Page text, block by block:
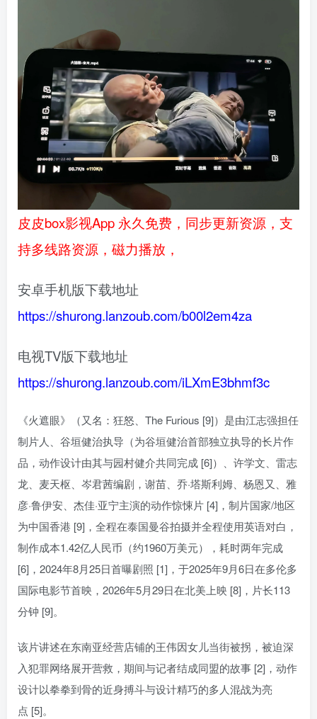
皮皮box影视App 永久免费，同步更新资源，支
持多线路资源，磁力播放，
安卓手机版下载地址
https://shurong.lanzoub.com/b00l2em4za
电视TV版下载地址
https://shurong.lanzoub.com/iLXmE3bhmf3c
《火遮眼》（又名：狂怒、The Furious [9]）是由江志强担任
制片人、谷垣健治执导（为谷垣健治首部独立执导的长片作
品，动作设计由其与园村健介共同完成 [6]）、许学文、雷志
龙、麦天枢、岑君茜编剧，谢苗、乔·塔斯利姆、杨恩又、雅
彦·鲁伊安、杰佳·亚宁主演的动作惊悚片 [4]，制片国家/地区
为中国香港 [9]，全程在泰国曼谷拍摄并全程使用英语对白，
制作成本1.42亿人民币（约1960万美元），耗时两年完成
[6]，2024年8月25日首曝剧照 [1]，于2025年9月6日在多伦多
国际电影节首映，2026年5月29日在北美上映 [8]，片长113
分钟 [9]。
该片讲述在东南亚经营店铺的王伟因女儿当街被拐，被迫深
入犯罪网络展开营救，期间与记者结成同盟的故事 [2]，动作
设计以拳拳到骨的近身搏斗与设计精巧的多人混战为亮
点 [5]。